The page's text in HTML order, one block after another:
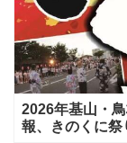
2026年基山・
報、きのくに祭